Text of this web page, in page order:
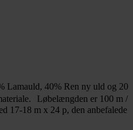
Lamauld, 40% Ren ny uld og 20
Løbelængden er 100 m /
17-18 m x 24 p, den anbefalede